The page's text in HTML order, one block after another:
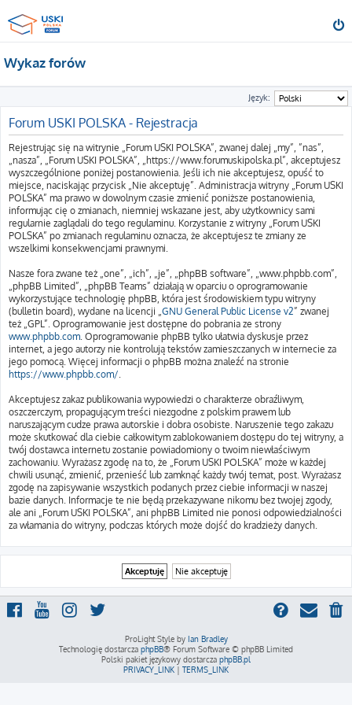
Wykaz forów
Język:
Forum USKI POLSKA - Rejestracja
Rejestrując się na witrynie „Forum USKI POLSKA”, zwanej dalej „my”, ”nas”,
„nasza”, „Forum USKI POLSKA”, „https://www.forumuskipolska.pl”, akceptujesz
wyszczególnione poniżej postanowienia. Jeśli ich nie akceptujesz, opuść to
miejsce, naciskając przycisk „Nie akceptuję”. Administracja witryny „Forum USKI
POLSKA” ma prawo w dowolnym czasie zmienić poniższe postanowienia,
informując cię o zmianach, niemniej wskazane jest, aby użytkownicy sami
regularnie zaglądali do tego regulaminu. Korzystanie z witryny „Forum USKI
POLSKA” po zmianach regulaminu oznacza, że akceptujesz te zmiany ze
wszelkimi konsekwencjami prawnymi.
Nasze fora zwane też „one”, „ich”, „je”, „phpBB software”, „www.phpbb.com”,
„phpBB Limited”, „phpBB Teams” działają w oparciu o oprogramowanie
wykorzystujące technologię phpBB, która jest środowiskiem typu witryny
(bulletin board), wydane na licencji „GNU General Public License v2” zwanej
też „GPL”. Oprogramowanie jest dostępne do pobrania ze strony
www.phpbb.com. Oprogramowanie phpBB tylko ułatwia dyskusje przez
internet, a jego autorzy nie kontrolują tekstów zamieszczanych w internecie za
jego pomocą. Więcej informacji o phpBB można znaleźć na stronie
https://www.phpbb.com/.
Akceptujesz zakaz publikowania wypowiedzi o charakterze obraźliwym,
oszczerczym, propagującym treści niezgodne z polskim prawem lub
naruszającym cudze prawa autorskie i dobra osobiste. Naruszenie tego zakazu
może skutkować dla ciebie całkowitym zablokowaniem dostępu do tej witryny, a
twój dostawca internetu zostanie powiadomiony o twoim niewłaściwym
zachowaniu. Wyrażasz zgodę na to, że „Forum USKI POLSKA” może w każdej
chwili usunąć, zmienić, przenieść lub zamknąć każdy twój temat, post. Wyrażasz
zgodę na zapisywanie wszystkich podanych przez ciebie informacji w naszej
bazie danych. Informacje te nie będą przekazywane nikomu bez twojej zgody,
ale ani „Forum USKI POLSKA”, ani phpBB Limited nie ponosi odpowiedzialności
za włamania do witryny, podczas których może dojść do kradzieży danych.
ProLight Style by Ian Bradley
Technologię dostarcza phpBB® Forum Software © phpBB Limited
Polski pakiet językowy dostarcza phpBB.pl
PRIVACY_LINK | TERMS_LINK